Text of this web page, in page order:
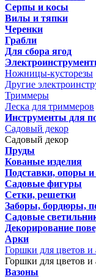
Серпы и косы
Вилы и тяпки
Черенки
Грабли
Для сбора ягод
Ножницы-кусторезы
Другие
Триммеры
Леска для триммеров
Инструменты для
Садовый декор
Садовый декор
Пруды
Кованые изделия
Подставки, опоры и
Садовые фигуры
Сетки, решетки
Заборы, бордюры,
Садовые
Декорирование
Арки
Горшки для цветов и
Горшки для цветов и
Вазоны